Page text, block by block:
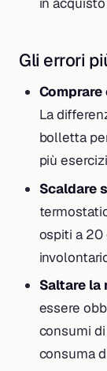
Gli errori
La
bolletta
più
Scaldare
ospiti a 20
Saltare la
essere
consumi
consuma